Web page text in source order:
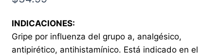
INDICACIONES:
Gripe por influenza del grupo a, analgésico,
antipirético, antihistamínico. Está indicado en el